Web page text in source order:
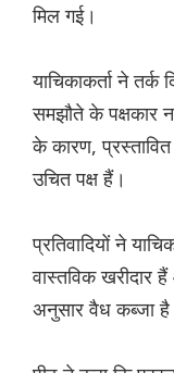
मिल गई।
याचिकाकर्ता ने तर्क
समझौते के पक्षकार
के कारण,
उचित पक्ष हैं।
प्रतिवादियों ने
वास्तविक खरीदार
अनुसार वैध कब्जा